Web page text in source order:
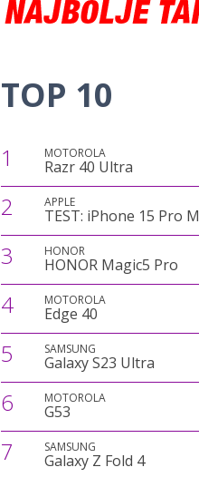
TOP 10
1 MOTOROLA
Razr 40 Ultra
2 APPLE
TEST: iPhone 15 Pro
3 HONOR
HONOR Magic5 Pro
4 MOTOROLA
Edge 40
5 SAMSUNG
Galaxy S23 Ultra
6 MOTOROLA
G53
7 SAMSUNG
Galaxy Z Fold 4